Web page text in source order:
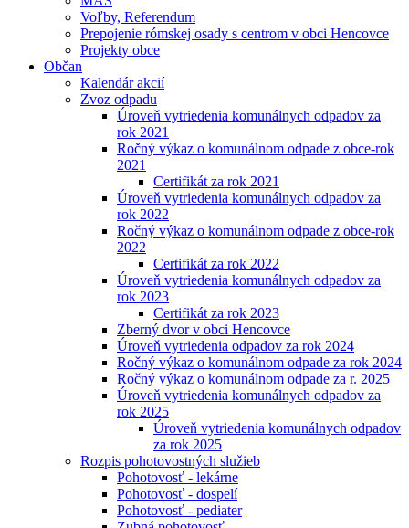
Voľby, Referendum
Prepojenie rómskej osady s centrom v obci Hencovce
Projekty obce
Občan
Kalendár akcií
Zvoz odpadu
Úroveň vytriedenia komunálnych odpadov za
rok 2021
Ročný výkaz o komunálnom odpade z obce-rok
2021
Certifikát za rok 2021
Úroveň vytriedenia komunálnych odpadov za
rok 2022
Ročný výkaz o komunálnom odpade z obce-rok
2022
Certifikát za rok 2022
Úroveň vytriedenia komunálnych odpadov za
rok 2023
Certifikát za rok 2023
Zberný dvor v obci Hencovce
Úroveň vytriedenia odpadov za rok 2024
Ročný výkaz o komunálnom odpade za rok 2024
Ročný výkaz o komunálnom odpade za r. 2025
Úroveň vytriedenia komunálnych odpadov za
rok 2025
Úroveň vytriedenia komunálnych odpadov
za rok 2025
Rozpis pohotovostných služieb
Pohotovosť - lekárne
Pohotovosť - dospelí
Pohotovosť - pediater